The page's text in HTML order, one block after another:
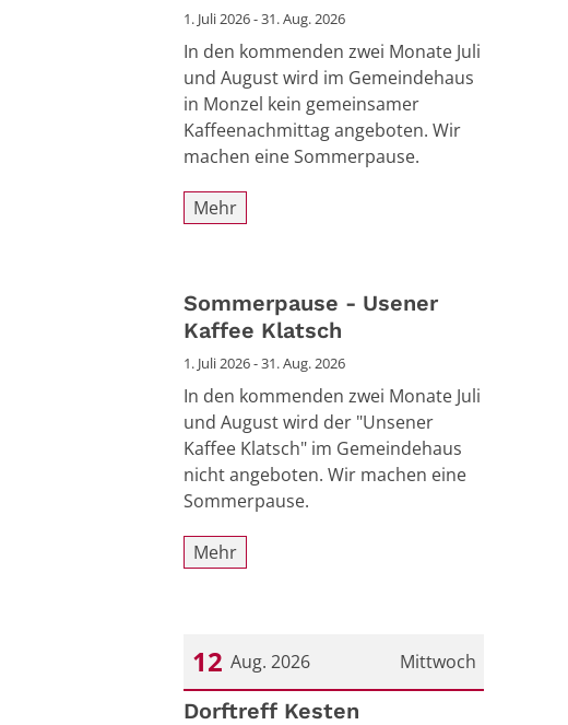
1. Juli 2026 - 31. Aug. 2026
In den kommenden zwei Monate Juli
und August wird im Gemeindehaus
in Monzel kein gemeinsamer
Kaffeenachmittag angeboten. Wir
machen eine Sommerpause.
Mehr
Sommerpause - Usener
Kaffee Klatsch
1. Juli 2026 - 31. Aug. 2026
In den kommenden zwei Monate Juli
und August wird der "Unsener
Kaffee Klatsch" im Gemeindehaus
nicht angeboten. Wir machen eine
Sommerpause.
Mehr
Mittwoch
12 Aug. 2026
Datum: 12. August 2026
Dorftreff Kesten